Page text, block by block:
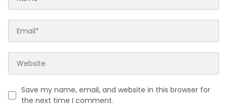
Save my name, email, and website in this browser for
the next time I comment.